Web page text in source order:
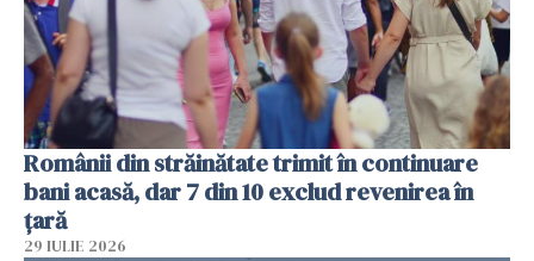
Românii din străinătate trimit în continuare
bani acasă, dar 7 din 10 exclud revenirea în
țară
29 IULIE 2026